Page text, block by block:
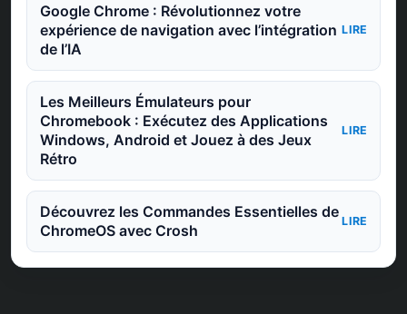
Google Chrome : Révolutionnez votre
expérience de navigation avec l’intégration
de l’IA
LIRE
Les Meilleurs Émulateurs pour
Chromebook : Exécutez des Applications
Windows, Android et Jouez à des Jeux
Rétro
LIRE
Découvrez les Commandes Essentielles de
ChromeOS avec Crosh
LIRE